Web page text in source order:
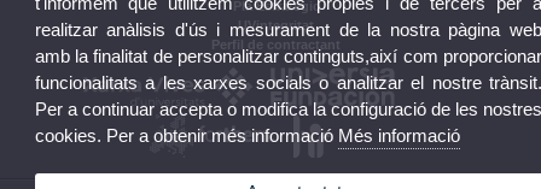
Pla Estratègic
UVintegritat
Perfil de contractant
realitzar anàlisis d'ús i mesurament de la nostra pàgina
amb la finalitat de personalitzar continguts,així com
funcionalitats a les xarxes socials o analitzar el nostre
Per a continuar accepta o modifica la configuració de les
cookies. Per a obtenir més informació Més informació